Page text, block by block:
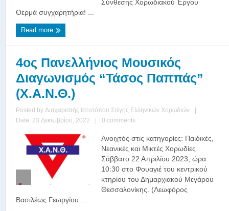
Σύνθεσης Χορωδιακού Έργου
Θερμά συγχαρητήρια! ...
Read more
4ος Πανελλήνιος Μουσικός
Διαγωνισμός “Τάσος Παππάς”
(Χ.Α.Ν.Θ.)
Posted by Διαχειριστής Ιστοτόπου Στέγης Ελληνικών Χορωδιών
|
Date: 23 Δεκεμβρίου, 2022
| 0 comments
Ανοιχτός στις κατηγορίες: Παιδικές,
Νεανικές και Μικτές Χορωδίες
Σάββατο 22 Απριλίου 2023, ώρα
10:30 στο Φουαγιέ του κεντρικού
κτηρίου του Δημαρχιακού Μεγάρου
Θεσσαλονίκης. (Λεωφόρος
Βασιλέως Γεωργίου ...